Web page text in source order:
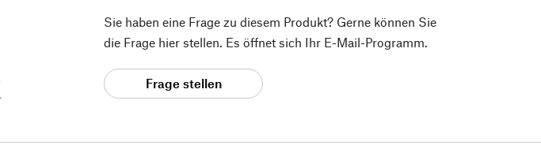
Sie haben eine Frage zu diesem Produkt? Gerne können Sie
die Frage hier stellen. Es öffnet sich Ihr E-Mail-Programm.
Frage stellen